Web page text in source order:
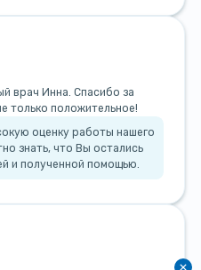
врач Инна. Спасибо за
только положительное!
оценку работы нашего
знать, что Вы остались
и полученной помощью.